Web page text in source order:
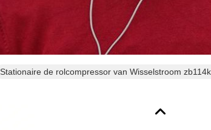
Stationaire de rolcompressor van Wisselstroom